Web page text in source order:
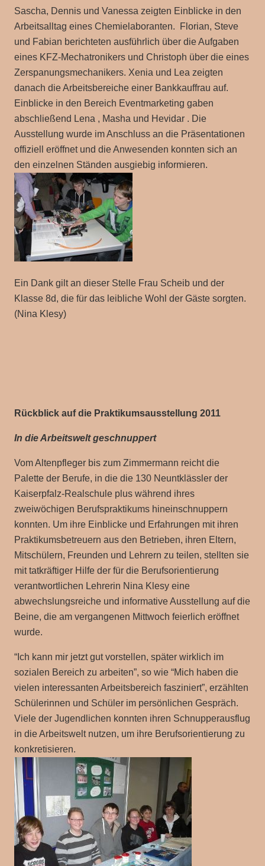
Sascha, Dennis und Vanessa zeigten Einblicke in den
Arbeitsalltag eines Chemielaboranten. Florian, Steve
und Fabian berichteten ausführlich über die Aufgaben
eines KFZ-Mechatronikers und Christoph über die eines
Zerspanungsmechanikers. Xenia und Lea zeigten
danach die Arbeitsbereiche einer Bankkauffrau auf.
Einblicke in den Bereich Eventmarketing gaben
abschließend Lena , Masha und Hevidar . Die
Ausstellung wurde im Anschluss an die Präsentationen
offiziell eröffnet und die Anwesenden konnten sich an
den einzelnen Ständen ausgiebig informieren.
Ein Dank gilt an dieser Stelle Frau Scheib und der
Klasse 8d, die für das leibliche Wohl der Gäste sorgten.
(Nina Klesy)
Rückblick auf die Praktikumsausstellung 2011
In die Arbeitswelt geschnuppert
Vom Altenpfleger bis zum Zimmermann reicht die
Palette der Berufe, in die die 130 Neuntklässler der
Kaiserpfalz-Realschule plus während ihres
zweiwöchigen Berufspraktikums hineinschnuppern
konnten. Um ihre Einblicke und Erfahrungen mit ihren
Praktikumsbetreuern aus den Betrieben, ihren Eltern,
Mitschülern, Freunden und Lehrern zu teilen, stellten sie
mit tatkräftiger Hilfe der für die Berufsorientierung
verantwortlichen Lehrerin Nina Klesy eine
abwechslungsreiche und informative Ausstellung auf die
Beine, die am vergangenen Mittwoch feierlich eröffnet
wurde.
“Ich kann mir jetzt gut vorstellen, später wirklich im
sozialen Bereich zu arbeiten”, so wie “Mich haben die
vielen interessanten Arbeitsbereich fasziniert”, erzählten
Schülerinnen und Schüler im persönlichen Gespräch.
Viele der Jugendlichen konnten ihren Schnupperausflug
in die Arbeitswelt nutzen, um ihre Berufsorientierung zu
konkretisieren.